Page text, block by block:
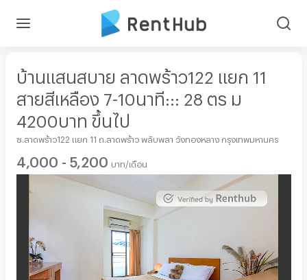
บ้านแสนสบาย ลาดพร้าว122 แยก 11
สายสีเหลือง 7-10นาที::: 28 ตร ม
4200บาท ขึ้นไป
ซ.ลาดพร้าว122 แยก 11 ถ.ลาดพร้าว พลับพลา วังทองหลาง กรุงเทพมหานคร
4,000 - 5,200 บาท/เดือน